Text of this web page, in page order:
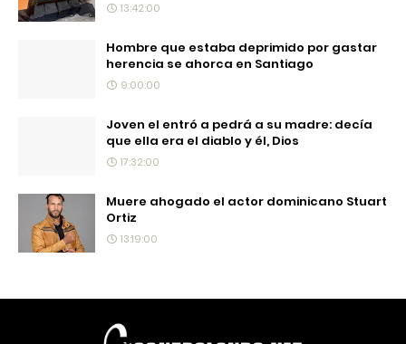
13:42:00
Hombre que estaba deprimido por gastar
herencia se ahorca en Santiago
9:00:00
Joven el entró a pedrá a su madre: decía
que ella era el diablo y él, Dios
17:32:00
Muere ahogado el actor dominicano Stuart
Ortiz
13:19:00